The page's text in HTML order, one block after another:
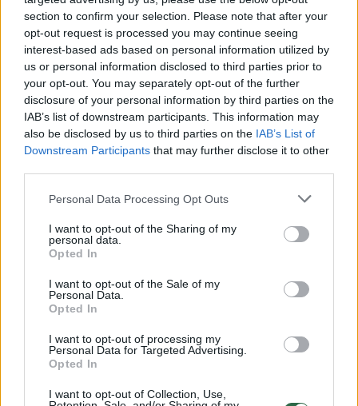
section to confirm your selection. Please note that after your
opt-out request is processed you may continue seeing
interest-based ads based on personal information utilized by
us or personal information disclosed to third parties prior to
your opt-out. You may separately opt-out of the further
disclosure of your personal information by third parties on the
IAB’s list of downstream participants. This information may
also be disclosed by us to third parties on the IAB’s List of
Downstream Participants that may further disclose it to other
Personal Data Processing Opt Outs
I want to opt-out of the Sharing of my
personal data.
Opted In
I want to opt-out of the Sale of my
Personal Data.
Opted In
I want to opt-out of processing my
Personal Data for Targeted Advertising.
Opted In
I want to opt-out of Collection, Use,
Visi įrašai
Žiūrimiausi įrašai
Vaizdai iš tragiškos avarijos Vilniaus r.: dviejų moterų ir
vaiko gyvybių išgelbėti nepavyko
32 laipsnių šilumos
Ukrainos politikoje: jis yra neteisus